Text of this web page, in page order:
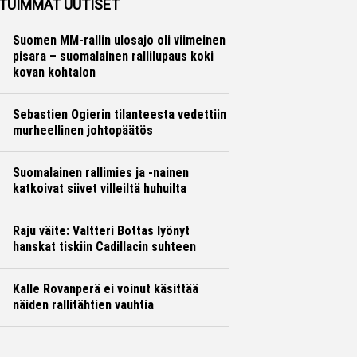
UUTISET
Suomen MM-rallin ulosajo oli viimeinen
pisara – suomalainen rallilupaus koki
kovan kohtalon
Sebastien Ogierin tilanteesta vedettiin
murheellinen johtopäätös
Suomalainen rallimies ja -nainen
katkoivat siivet villeiltä huhuilta
Raju väite: Valtteri Bottas lyönyt
hanskat tiskiin Cadillacin suhteen
Kalle Rovanperä ei voinut käsittää
näiden rallitähtien vauhtia